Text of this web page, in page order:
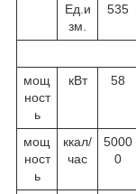
Ед.и
зм.
535
мощ
ност
ь
кВт 58
мощ
ност
ь
ккал/
час
5000
0